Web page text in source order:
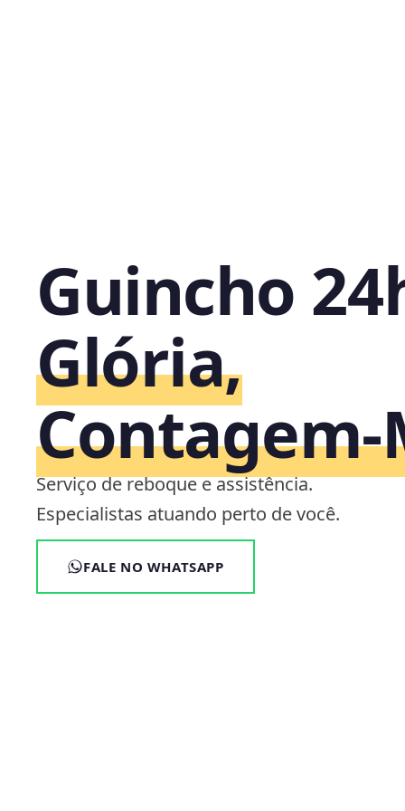
Guincho
Glória,
Serviço de reboque e assistência.
Especialistas atuando perto de você.
FALE NO WHATSAPP